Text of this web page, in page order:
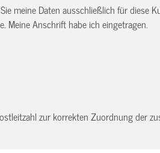
meine Daten ausschließlich für diese
Meine Anschrift habe ich eingetragen.
zur korrekten Zuordnung der